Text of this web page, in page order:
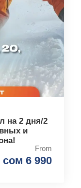
на 2 дня/2
и
From
сом 6 990